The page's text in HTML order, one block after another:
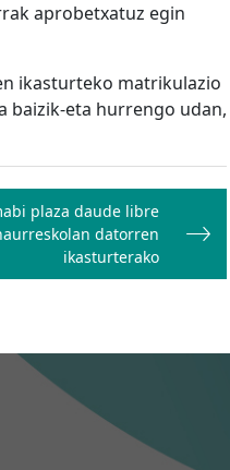
aprobetxatuz egin
ikasturteko matrikulazio
baizik-eta hurrengo udan,
plaza daude libre
datorren
ikasturterako